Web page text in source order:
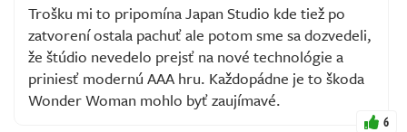
Trošku mi to pripomína Japan Studio kde tiež po
zatvorení ostala pachuť ale potom sme sa dozvedeli,
že štúdio nevedelo prejsť na nové technológie a
priniesť modernú AAA hru. Každopádne je to škoda
Wonder Woman mohlo byť zaujímavé.
6